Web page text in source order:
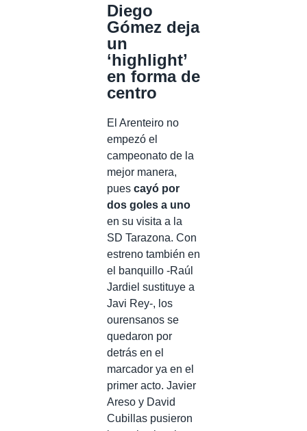
Diego
Gómez deja
un
‘highlight’
en forma de
centro
El Arenteiro no
empezó el
campeonato de la
mejor manera,
pues cayó por
dos goles a uno
en su visita a la
SD Tarazona. Con
estreno también en
el banquillo -Raúl
Jardiel sustituye a
Javi Rey-, los
ourensanos se
quedaron por
detrás en el
marcador ya en el
primer acto. Javier
Areso y David
Cubillas pusieron